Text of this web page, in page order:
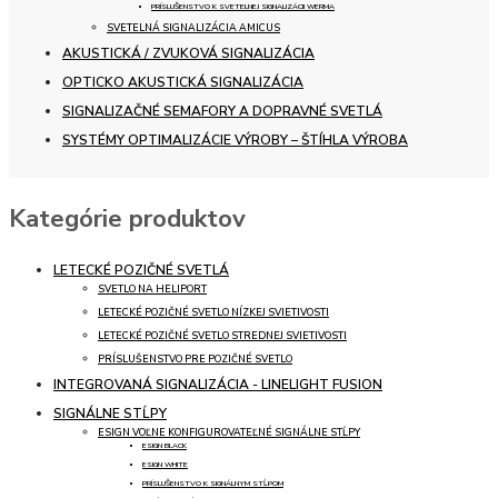
PRÍSLUŠENSTVO K SVETELNEJ SIGNALIZÁCII WERMA
SVETELNÁ SIGNALIZÁCIA AMICUS
AKUSTICKÁ / ZVUKOVÁ SIGNALIZÁCIA
OPTICKO AKUSTICKÁ SIGNALIZÁCIA
SIGNALIZAČNÉ SEMAFORY A DOPRAVNÉ SVETLÁ
SYSTÉMY OPTIMALIZÁCIE VÝROBY – ŠTÍHLA VÝROBA
Kategórie produktov
LETECKÉ POZIČNÉ SVETLÁ
SVETLO NA HELIPORT
LETECKÉ POZIČNÉ SVETLO NÍZKEJ SVIETIVOSTI
LETECKÉ POZIČNÉ SVETLO STREDNEJ SVIETIVOSTI
PRÍSLUŠENSTVO PRE POZIČNÉ SVETLO
INTEGROVANÁ SIGNALIZÁCIA - LINELIGHT FUSION
SIGNÁLNE STĹPY
ESIGN VOĽNE KONFIGUROVATEĽNÉ SIGNÁLNE STĹPY
ESIGN BLACK
ESIGN WHITE
PRÍSLUŠENSTVO K SIGNÁLNYM STĹPOM